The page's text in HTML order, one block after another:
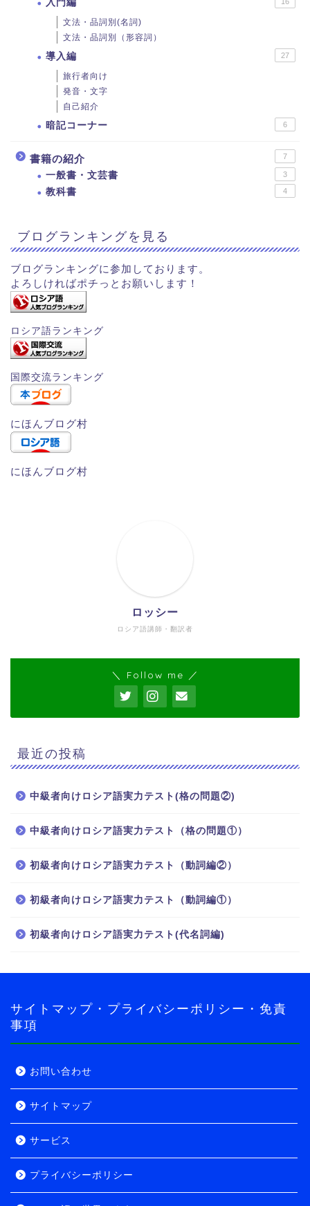
入門編
文法・品詞別(名詞)
文法・品詞別（形容詞）
導入編 27
旅行者向け
発音・文字
自己紹介
暗記コーナー 6
書籍の紹介 7
一般書・文芸書 3
教科書 4
ブログランキングを見る
ブログランキングに参加しております。
よろしければポチっとお願いします！
ロシア語ランキング
国際交流ランキング
にほんブログ村
にほんブログ村
ロシア語講師・翻訳者
ロッシー
＼ Follow me ／
最近の投稿
中級者向けロシア語実力テスト(格の問題②)
中級者向けロシア語実力テスト（格の問題①）
初級者向けロシア語実力テスト（動詞編②）
初級者向けロシア語実力テスト（動詞編①）
初級者向けロシア語実力テスト(代名詞編)
サイトマップ・プライバシーポリシー・免責
事項
お問い合わせ
サイトマップ
サービス
プライバシーポリシー
ホーム
ロシア語
ロシア語の世界へようこ